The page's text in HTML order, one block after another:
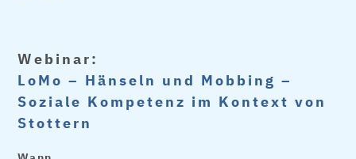
Webinar:
LoMo – Hänseln und Mobbing –
Soziale Kompetenz im Kontext von
Stottern